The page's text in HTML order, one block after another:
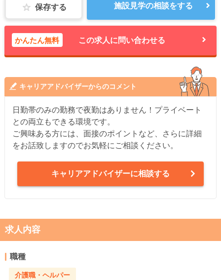
保存する 施設見学の相談をする
かんたん無料 この求人に問い合わせる
キャリアアドバイザーからのコメント
日勤帯のみの勤務で夜勤はありません！プライベート
との両立もできる環境です。
ご興味ある方には、面接のポイントなど、さらに詳細
をお話致しますのでお気軽にご相談ください。
キャリアアドバイザーに相談する
求人内容
職種
介護職・ヘルパー